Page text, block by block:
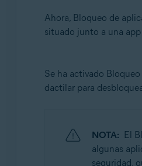
Ahora, Bloqueo de
situado junto a una
Se ha activado
dactilar para
NOTA: El
algunas
seguridad,